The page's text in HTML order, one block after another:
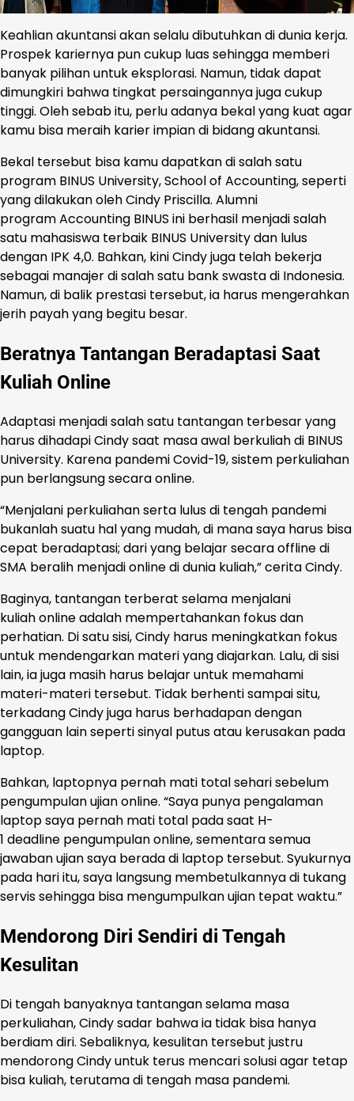
Keahlian akuntansi akan selalu dibutuhkan di dunia kerja.
Prospek kariernya pun cukup luas sehingga memberi
banyak pilihan untuk eksplorasi. Namun, tidak dapat
dimungkiri bahwa tingkat persaingannya juga cukup
tinggi. Oleh sebab itu, perlu adanya bekal yang kuat agar
kamu bisa meraih karier impian di bidang akuntansi.
Bekal tersebut bisa kamu dapatkan di salah satu
program BINUS University, School of Accounting, seperti
yang dilakukan oleh Cindy Priscilla. Alumni
program Accounting BINUS ini berhasil menjadi salah
satu mahasiswa terbaik BINUS University dan lulus
dengan IPK 4,0. Bahkan, kini Cindy juga telah bekerja
sebagai manajer di salah satu bank swasta di Indonesia.
Namun, di balik prestasi tersebut, ia harus mengerahkan
jerih payah yang begitu besar.
Beratnya Tantangan Beradaptasi Saat
Kuliah Online
Adaptasi menjadi salah satu tantangan terbesar yang
harus dihadapi Cindy saat masa awal berkuliah di BINUS
University. Karena pandemi Covid-19, sistem perkuliahan
pun berlangsung secara online.
“Menjalani perkuliahan serta lulus di tengah pandemi
bukanlah suatu hal yang mudah, di mana saya harus bisa
cepat beradaptasi; dari yang belajar secara offline di
SMA beralih menjadi online di dunia kuliah,” cerita Cindy.
Baginya, tantangan terberat selama menjalani
kuliah online adalah mempertahankan fokus dan
perhatian. Di satu sisi, Cindy harus meningkatkan fokus
untuk mendengarkan materi yang diajarkan. Lalu, di sisi
lain, ia juga masih harus belajar untuk memahami
materi-materi tersebut. Tidak berhenti sampai situ,
terkadang Cindy juga harus berhadapan dengan
gangguan lain seperti sinyal putus atau kerusakan pada
laptop.
Bahkan, laptopnya pernah mati total sehari sebelum
pengumpulan ujian online. “Saya punya pengalaman
laptop saya pernah mati total pada saat H-
1 deadline pengumpulan online, sementara semua
jawaban ujian saya berada di laptop tersebut. Syukurnya
pada hari itu, saya langsung membetulkannya di tukang
servis sehingga bisa mengumpulkan ujian tepat waktu.”
Mendorong Diri Sendiri di Tengah
Kesulitan
Di tengah banyaknya tantangan selama masa
perkuliahan, Cindy sadar bahwa ia tidak bisa hanya
berdiam diri. Sebaliknya, kesulitan tersebut justru
mendorong Cindy untuk terus mencari solusi agar tetap
bisa kuliah, terutama di tengah masa pandemi.